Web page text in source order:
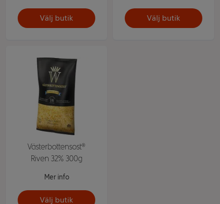
Välj butik Välj butik
Västerbottensost®
Riven 32% 300g
Mer info
Välj butik